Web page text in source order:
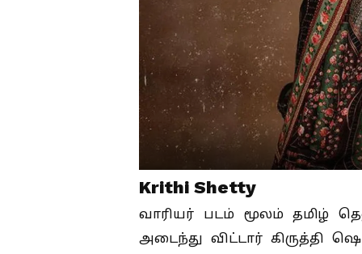
Krithi Shetty
வாரியர் படம் மூலம் தமிழ்
அடைந்து விட்டார் கிருத்தி